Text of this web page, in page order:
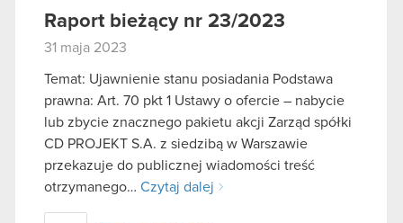
Raport bieżący nr 23/2023
31 maja 2023
Temat: Ujawnienie stanu posiadania Podstawa
prawna: Art. 70 pkt 1 Ustawy o ofercie – nabycie
lub zbycie znacznego pakietu akcji Zarząd spółki
CD PROJEKT S.A. z siedzibą w Warszawie
przekazuje do publicznej wiadomości treść
otrzymanego… Czytaj dalej